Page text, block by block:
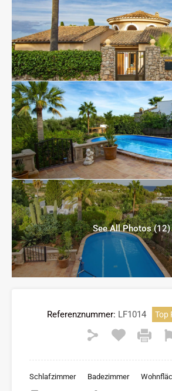
See All Photos (12)
Referenznummer: LF1014 Top
Schlafzimmer Badezimmer